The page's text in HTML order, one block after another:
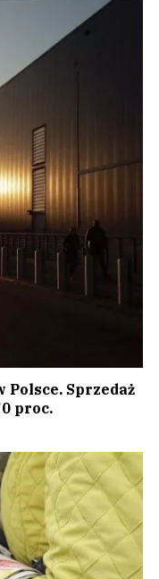
Sprzedaż
proc.